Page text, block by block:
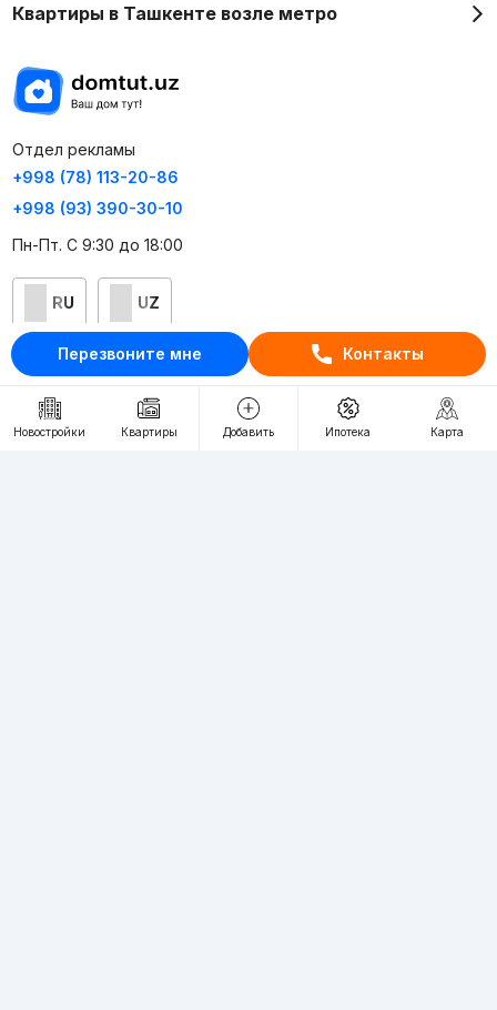
Перезвоните мне Контакты
Новостройки Квартиры Добавить Ипотека Карта
Квартиры в Ташкенте возле метро
Отдел рекламы
+998 (78) 113-20-86
+998 (93) 390-30-10
Пн-Пт. С 9:30 до 18:00
RU UZ
Контакты
О проекте
Проект компании Webnow ©